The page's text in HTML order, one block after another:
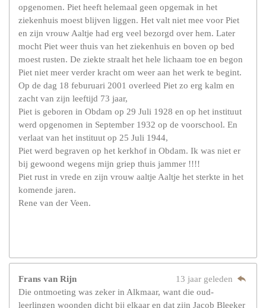
opgenomen. Piet heeft helemaal geen opgemak in het
ziekenhuis moest blijven liggen. Het valt niet mee voor Piet
en zijn vrouw Aaltje had erg veel bezorgd over hem. Later
mocht Piet weer thuis van het ziekenhuis en boven op bed
moest rusten. De ziekte straalt het hele lichaam toe en begon
Piet niet meer verder kracht om weer aan het werk te begint.
Op de dag 18 feburuari 2001 overleed Piet zo erg kalm en
zacht van zijn leeftijd 73 jaar,
Piet is geboren in Obdam op 29 Juli 1928 en op het instituut
werd opgenomen in September 1932 op de voorschool. En
verlaat van het instituut op 25 Juli 1944,
Piet werd begraven op het kerkhof in Obdam. Ik was niet er
bij gewoond wegens mijn griep thuis jammer !!!!
Piet rust in vrede en zijn vrouw aaltje Aaltje het sterkte in het
komende jaren.
Rene van der Veen.
Frans van Rijn
13 jaar geleden
Die ontmoeting was zeker in Alkmaar, want die oud-
leerlingen woonden dicht bij elkaar en dat zijn Jacob Bleeker